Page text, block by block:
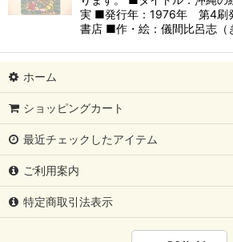
実 ■発行年：1976年 第4刷
書店 ■作・絵：儀間比呂志
ホーム
ショッピングカート
最近チェックしたアイテム
ご利用案内
特定商取引法表示